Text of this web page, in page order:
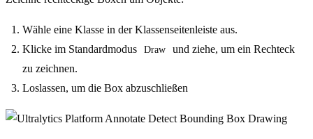
Wähle eine Klasse in der Klassenseitenleiste aus.
Klicke im Standardmodus
Draw
und ziehe, um ein Rechteck
zu zeichnen.
Loslassen, um die Box abzuschließen